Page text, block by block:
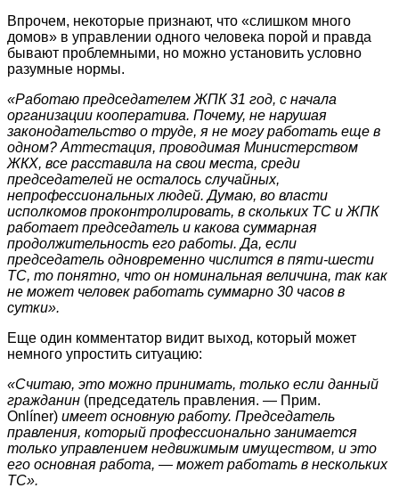
Впрочем, некоторые признают, что «слишком много
домов» в управлении одного человека порой и правда
бывают проблемными, но можно установить условно
разумные нормы.
«Работаю председателем ЖПК 31 год, с начала
организации кооператива. Почему, не нарушая
законодательство о труде, я не могу работать еще в
одном? Аттестация, проводимая Министерством
ЖКХ, все расставила на свои места, среди
председателей не осталось случайных,
непрофессиональных людей. Думаю, во власти
исполкомов проконтролировать, в скольких ТС и ЖПК
работает председатель и какова суммарная
продолжительность его работы. Да, если
председатель одновременно числится в пяти-шести
ТС, то понятно, что он номинальная величина, так как
не может человек работать суммарно 30 часов в
сутки».
Еще один комментатор видит выход, который может
немного упростить ситуацию:
«Считаю, это можно принимать, только если данный
гражданин (председатель правления. — Прим.
Onlíner) имеет основную работу. Председатель
правления, который профессионально занимается
только управлением недвижимым имуществом, и это
его основная работа, — может работать в нескольких
ТС».